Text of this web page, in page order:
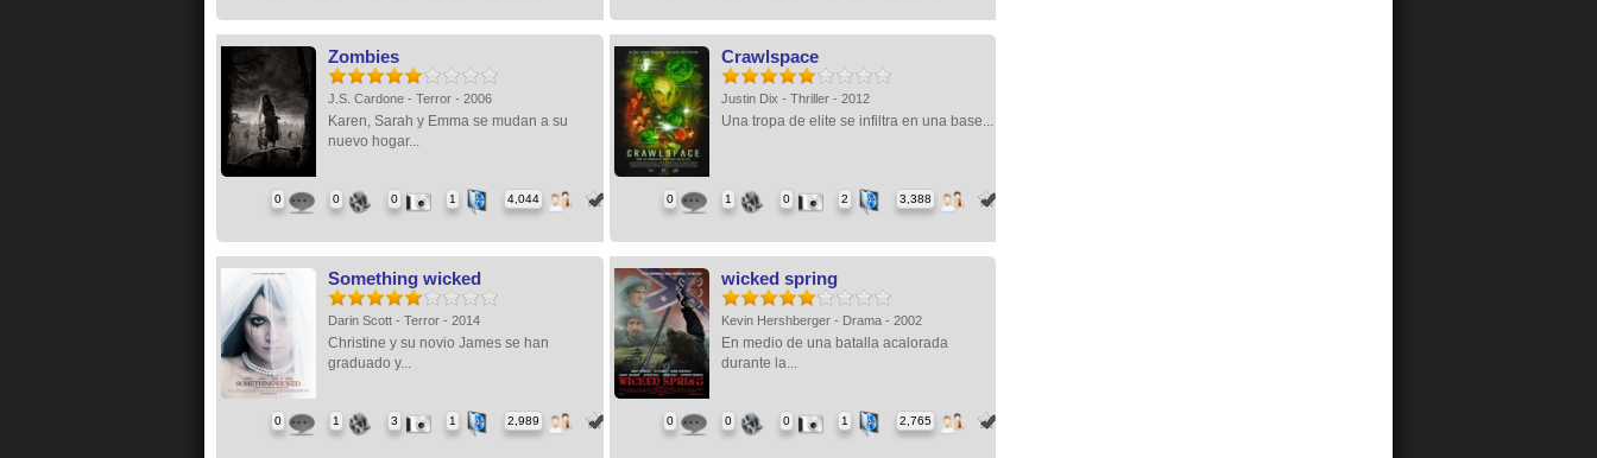
Zombies
J.S. Cardone - Terror - 2006
Karen, Sarah y Emma se mudan a su
nuevo hogar...
0 0 0 1 4,044
Crawlspace
Justin Dix - Thriller - 2012
Una tropa de elite se infiltra en una base...
0 1 0 2 3,388
Something wicked
Darin Scott - Terror - 2014
Christine y su novio James se han
graduado y...
0 1 3 1 2,989
wicked spring
Kevin Hershberger - Drama - 2002
En medio de una batalla acalorada
durante la...
0 0 0 1 2,765